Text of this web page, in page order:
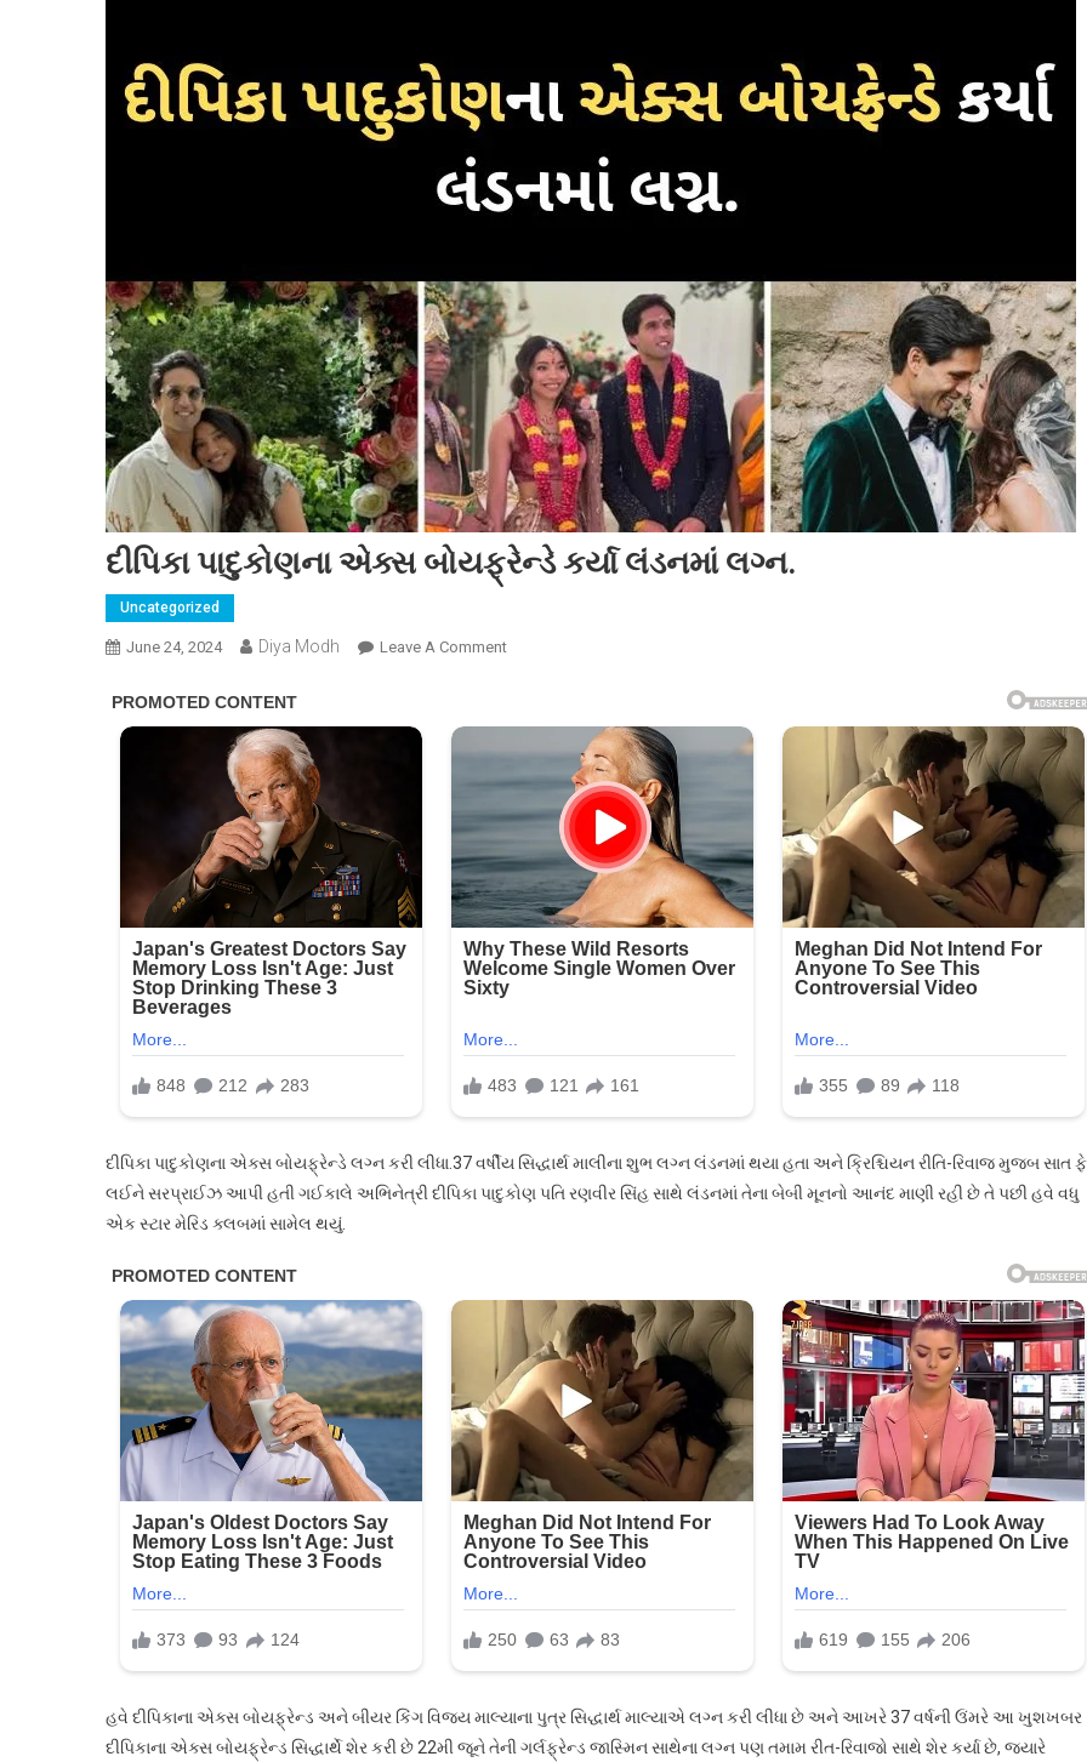
દીપિકા પાદુકોણના એક્સ બોયફ્રેન્ડે કર્યા લંડનમાં લગ્ન.
Uncategorized
June 24, 2024 Diya Modh Leave A CommentOn
એક્સ
બોયફ્રેન્ડે
કર્યા
લંડનમાં
લગ્ન.
દીપિકા પાદુકોણના એક્સ બોયફ્રેન્ડે લગ્ન કરી લીધા.37 વર્ષીય સિદ્ધાર્થ માલીના શુભ લગ્ન લંડનમાં થયા હતા અને ક્રિશ્ચિયન રીતિ-રિવાજ મુજબ સાત
લઈને સરપ્રાઈઝ આપી હતી ગઈકાલે અભિનેત્રી દીપિકા પાદુકોણ પતિ રણવીર સિંહ સાથે લંડનમાં તેના બેબી મૂનનો આનંદ માણી રહી છે તે પછી હવે વધુ
એક સ્ટાર મેરિડ ક્લબમાં સામેલ થયું.
હવે દીપિકાના એક્સ બોયફ્રેન્ડ અને બીયર કિંગ વિજય માલ્યાના પુત્ર સિદ્ધાર્થ માલ્યાએ લગ્ન કરી લીધા છે અને આખરે 37 વર્ષની ઉંમરે આ ખુશખબર
દીપિકાના એક્સ બોયફ્રેન્ડ સિદ્ધાર્થે શેર કરી છે 22મી જૂને તેની ગર્લફ્રેન્ડ જાસ્મિન સાથેના લગ્ન પણ તમામ રીત-રિવાજો સાથે શેર કર્યા છે, જ્યારે